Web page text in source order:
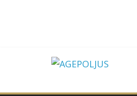
Associação